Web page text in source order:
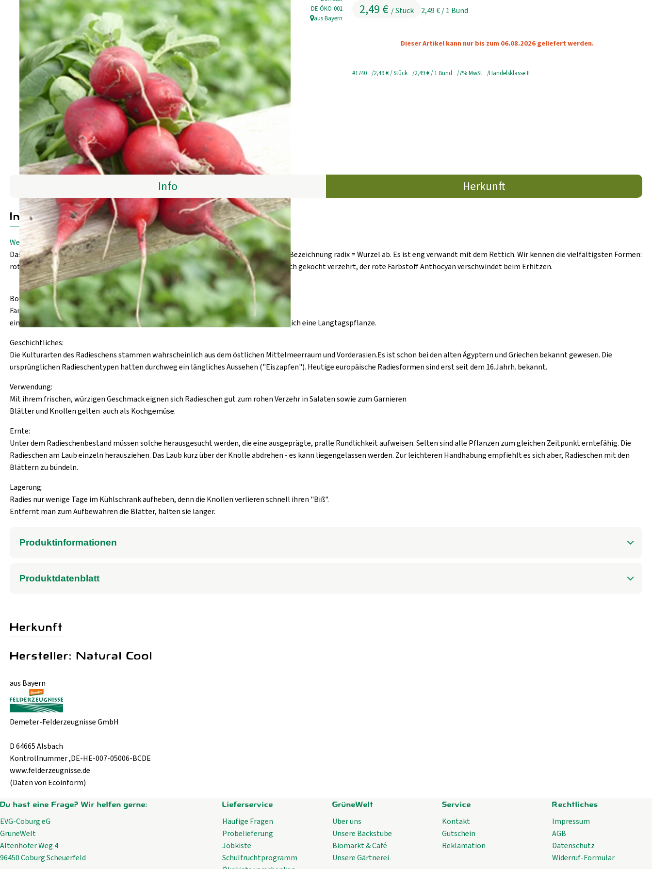
2,49 € / Stück 2,49 €/ 1 Bund
, Kontrollstelle:
DE-ÖKO-001
, Herkunft:
aus Bayern
Dieser Artikel kann nur bis zum 06.08.2026 geliefert werden.
#1740 2,49 €/ Stück 2,49 €/ 1 Bund 7% MwSt Handelsklasse II
Info Herkunft
Info
Weitere Informationen
Das Radies, meistens Radieschen genannt, leitet seinen Namen aus der lateinischen Bezeichnung radix = Wurzel ab. Es ist eng verwandt mit dem Rettich. Wir kennen die vielfältigsten Formen:
rote Runde, ovale Weiße, lange Rot-Weiße u.a..In Asien werden Radies und Rettich auch gekocht verzehrt, der rote Farbstoff Anthocyan verschwindet beim Erhitzen.
Botanisches:
Familie der Cruciferae (Kreuzblütler);
einjährige Pflanze; Keimblätter umgekehrt herzförmig und stark behaart; ursprünglich eine Langtagspflanze.
Geschichtliches:
Die Kulturarten des Radieschens stammen wahrscheinlich aus dem östlichen Mittelmeerraum und Vorderasien.Es ist schon bei den alten Ägyptern und Griechen bekannt gewesen. Die
ursprünglichen Radieschentypen hatten durchweg ein längliches Aussehen ("Eiszapfen"). Heutige europäische Radiesformen sind erst seit dem 16.Jahrh. bekannt.
Verwendung:
Mit ihrem frischen, würzigen Geschmack eignen sich Radieschen gut zum rohen Verzehr in Salaten sowie zum Garnieren
Blätter und Knollen gelten auch als Kochgemüse.
Ernte:
Unter dem Radieschenbestand müssen solche herausgesucht werden, die eine ausgeprägte, pralle Rundlichkeit aufweisen. Selten sind alle Pflanzen zum gleichen Zeitpunkt erntefähig. Die
Radieschen am Laub einzeln herausziehen. Das Laub kurz über der Knolle abdrehen - es kann liegengelassen werden. Zur leichteren Handhabung empfiehlt es sich aber, Radieschen mit den
Blättern zu bündeln.
Lagerung:
Radies nur wenige Tage im Kühlschrank aufheben, denn die Knollen verlieren schnell ihren "Biß".
Entfernt man zum Aufbewahren die Blätter, halten sie länger.
Produktinformationen
Produktdatenblatt
Herkunft
Hersteller: Natural Cool
aus Bayern
Demeter-Felderzeugnisse GmbH
D 64665 Alsbach
Kontrollnummer ,DE-HE-007-05006-BCDE
www.felderzeugnisse.de
(Daten von Ecoinform)
Du hast eine Frage? Wir helfen gerne:
EVG-Coburg eG
GrüneWelt
Altenhofer Weg 4
96450 Coburg Scheuerfeld
Lieferservice
Häufige Fragen
Probelieferung
Jobkiste
Schulfruchtprogramm
GrüneWelt
Über uns
Unsere Backstube
Biomarkt & Café
Unsere Gärtnerei
Service
Kontakt
Gutschein
Reklamation
Rechtliches
Impressum
AGB
Datenschutz
Widerruf-Formular